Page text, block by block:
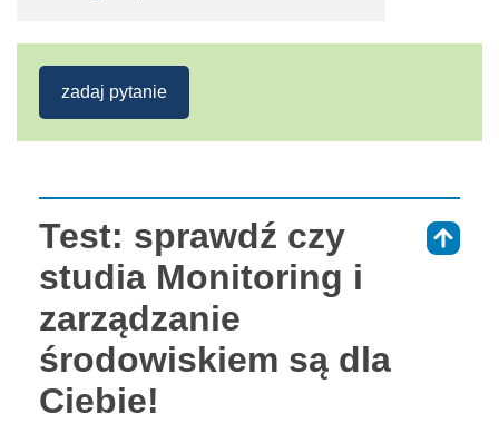
zadaj pytanie
Test: sprawdź czy
studia Monitoring i
zarządzanie
środowiskiem są dla
Ciebie!